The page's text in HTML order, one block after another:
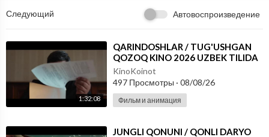
Следующий Автовоспроизведение
1:32:08
⁣QARINDOSHLAR / TUG'USHGAN
QOZOQ KINO 2026 UZBEK TILIDA
KinoKoinot
497 Просмотры · 08/08/26
Фильм и анимация
⁣JUNGLI QONUNI / QONLI DARYO